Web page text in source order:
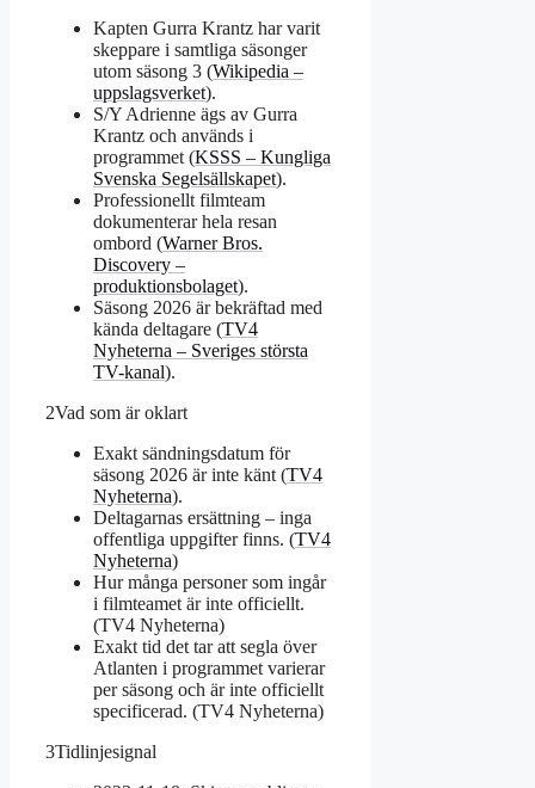
Kapten Gurra Krantz har varit
skeppare i samtliga säsonger
utom säsong 3 (Wikipedia –
uppslagsverket).
S/Y Adrienne ägs av Gurra
Krantz och används i
programmet (KSSS – Kungliga
Svenska Segelsällskapet).
Professionellt filmteam
dokumenterar hela resan
ombord (Warner Bros.
Discovery –
produktionsbolaget).
Säsong 2026 är bekräftad med
kända deltagare (TV4
Nyheterna – Sveriges största
TV-kanal).
2Vad som är oklart
Exakt sändningsdatum för
säsong 2026 är inte känt (TV4
Nyheterna).
Deltagarnas ersättning – inga
offentliga uppgifter finns. (TV4
Nyheterna)
Hur många personer som ingår
i filmteamet är inte officiellt.
(TV4 Nyheterna)
Exakt tid det tar att segla över
Atlanten i programmet varierar
per säsong och är inte officiellt
specificerad. (TV4 Nyheterna)
3Tidlinjesignal